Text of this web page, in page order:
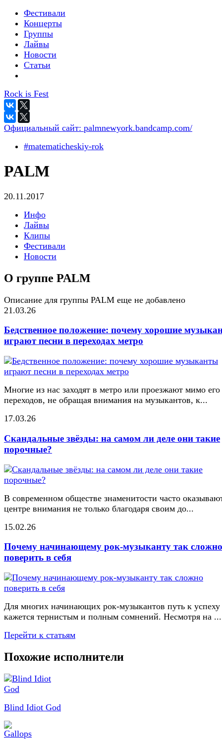
Фестивали
Концерты
Группы
Лайвы
Новости
Статьи
Rock is Fest
Официальный сайт: palmnewyork.bandcamp.com/
#matematicheskiy-rok
PALM
20.11.2017
Инфо
Лайвы
Клипы
Фестивали
Новости
О группе PALM
Описание для группы PALM еще не добавлено
21.03.26
Бедственное положение: почему хорошие
играют песни в переходах метро
Многие из нас заходят в метро или проезжают мимо его
переходов, не обращая внимания на музыкантов, к...
17.03.26
Скандальные звёзды: на самом ли деле они такие
порочные?
В современном обществе знаменитости часто
центре внимания не только благодаря своим до...
15.02.26
Почему начинающему рок-музыканту так сложно
поверить в себя
Для многих начинающих рок-музыкантов путь к успеху
кажется тернистым и полным сомнений. Несмотря на ...
Перейти к статьям
Похожие исполнители
Blind Idiot God